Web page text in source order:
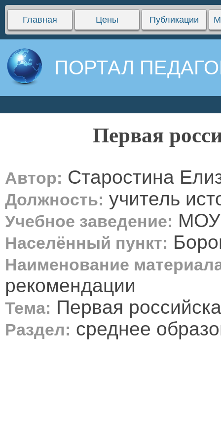
Главная Цены Публикации
ПОРТАЛ
Первая
Автор: Старостина
Должность: учитель
Учебное заведение: МОУ
Населённый пункт:
Наименование
рекомендации
Тема: Первая
Раздел: среднее